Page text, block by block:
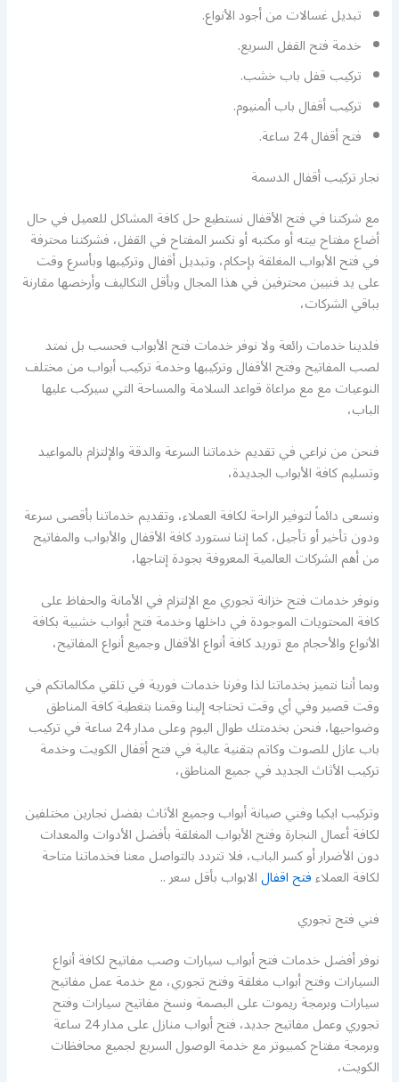
تبديل غسالات من أجود الأنواع.
خدمة فتح القفل السريع.
تركيب قفل باب خشب.
تركيب أقفال باب ألمنيوم.
فتح أقفال 24 ساعة.
نجار تركيب أقفال الدسمة
مع شركتنا في فتح الأقفال نستطيع حل كافة المشاكل للعميل في حال
أضاع مفتاح بيته أو مكتبه أو نكسر المفتاح في القفل، فشركتنا محترفة
في فتح الأبواب المغلقة بإحكام، وتبديل أقفال وتركيبها وبأسرع وقت
على يد فنيين محترفين في هذا المجال وبأقل التكاليف وأرخصها مقارنة
بباقي الشركات،
فلدينا خدمات رائعة ولا نوفر خدمات فتح الأبواب فحسب بل نمتد
لصب المفاتيح وفتح الأقفال وتركيبها وخدمة تركيب أبواب من مختلف
النوعيات مع مع مراعاة قواعد السلامة والمساحة التي سيركب عليها
الباب،
فنحن من نراعي في تقديم خدماتنا السرعة والدقة والإلتزام بالمواعيد
وتسليم كافة الأبواب الجديدة،
ونسعى دائماً لتوفير الراحة لكافة العملاء، وتقديم خدماتنا بأقصى سرعة
ودون تأخير أو تأجيل، كما إننا نستورد كافة الأقفال والأبواب والمفاتيح
من أهم الشركات العالمية المعروفة بجودة إنتاجها،
ونوفر خدمات فتح خزانة تجوري مع الإلتزام في الأمانة والحفاظ على
كافة المحتويات الموجودة في داخلها وخدمة فتح أبواب خشبية بكافة
الأنواع والأحجام مع توريد كافة أنواع الأقفال وجميع أنواع المفاتيح،
وبما أننا نتميز بخدماتنا لذا وفرنا خدمات فورية في تلقي مكالماتكم في
وقت قصير وفي أي وقت تحتاجه إلينا وقمنا بتغطية كافة المناطق
وضواحيها، فنحن بخدمتك طوال اليوم وعلى مدار 24 ساعة في تركيب
باب عازل للصوت وكاتم بتقنية عالية في فتح أقفال الكويت وخدمة
تركيب الأثاث الجديد في جميع المناطق،
وتركيب ايكيا وفني صيانة أبواب وجميع الأثاث بفضل نجارين مختلفين
لكافة أعمال النجارة وفتح الأبواب المغلقة بأفضل الأدوات والمعدات
دون الأضرار أو كسر الباب، فلا تتردد بالتواصل معنا فخدماتنا متاحة
لكافة العملاءفتح اقفالالابواب بأقل سعر ..
فني فتح تجوري
نوفر أفضل خدمات فتح أبواب سيارات وصب مفاتيح لكافة أنواع
السيارات وفتح أبواب مغلقة وفتح تجوري، مع خدمة عمل مفاتيح
سيارات وبرمجة ريموت على البصمة ونسخ مفاتيح سيارات وفتح
تجوري وعمل مفاتيح جديد، فتح أبواب منازل على مدار 24 ساعة
وبرمجة مفتاح كمبيوتر مع خدمة الوصول السريع لجميع محافظات
الكويت،